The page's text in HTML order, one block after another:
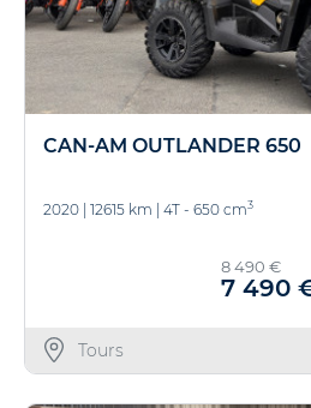
CAN-AM OUTLANDER 650
2020 12615 km 4T - 650 cm3
8 490 €
7 490
Tours